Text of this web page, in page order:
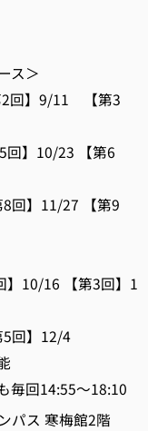
＞
9/11 【第3
23 【第6
11/27 【第9
16 【第3回】1
12/4
～18:10
ス 寒梅館2階